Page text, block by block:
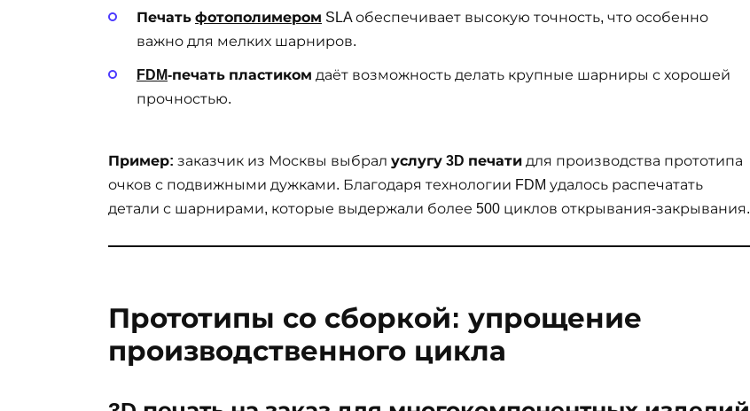
Печать фотополимером SLA обеспечивает высокую точность, что особенно
важно для мелких шарниров.
FDM-печать пластиком даёт возможность делать крупные шарниры с хорошей
прочностью.
Пример: заказчик из Москвы выбрал услугу 3D печати для производства прототипа
очков с подвижными дужками. Благодаря технологии FDM удалось распечатать
детали с шарнирами, которые выдержали более 500 циклов открывания-закрывания.
Прототипы со сборкой: упрощение
производственного цикла